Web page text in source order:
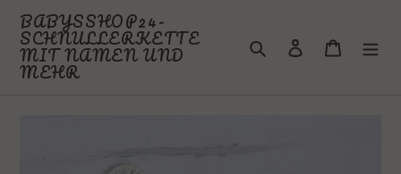
zum
Inhalt
BABYSSHOP24-
SCHNULLERKETTE
MIT NAMEN UND
MEHR
Suchen Einloggen